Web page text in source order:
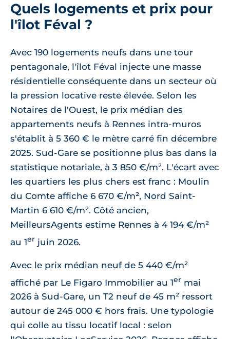
Quels logements et prix pour
l'îlot Féval ?
Avec 190 logements neufs dans une tour
pentagonale, l'îlot Féval injecte une masse
résidentielle conséquente dans un secteur où
la pression locative reste élevée. Selon les
Notaires de l'Ouest, le prix médian des
appartements neufs à Rennes intra-muros
s'établit à 5 360 € le mètre carré fin décembre
2025. Sud-Gare se positionne plus bas dans la
statistique notariale, à 3 850 €/m². L'écart avec
les quartiers les plus chers est franc : Moulin
du Comte affiche 6 670 €/m², Nord Saint-
Martin 6 610 €/m². Côté ancien,
MeilleursAgents estime Rennes à 4 194 €/m²
au 1er juin 2026.
Avec le prix médian neuf de 5 440 €/m²
affiché par Le Figaro Immobilier au 1er mai
2026 à Sud-Gare, un T2 neuf de 45 m² ressort
autour de 245 000 € hors frais. Une typologie
qui colle au tissu locatif local : selon